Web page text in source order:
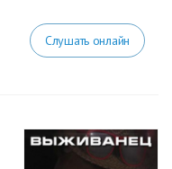
Слушать онлайн